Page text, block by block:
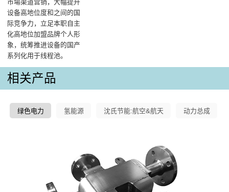
市場渠道营销，大幅提升
设备高地位度和之间的国
际竞争力，立足本职自主
化高地位加盟品牌个人形
象，统筹推进设备的国产
系列化用于线程池。
相关产品
绿色电力 氢能源 沈氏节能:航空&航天 动力总成